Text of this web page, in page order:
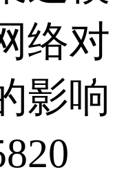
络对
影响